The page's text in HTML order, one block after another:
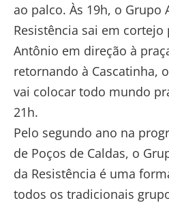
ao palco. Às 19h, o Grupo
Resistência sai em cortejo
Antônio em direção à
retornando à Cascatinha,
vai colocar todo mundo
21h.
Pelo segundo ano na
de Poços de Caldas, o
da Resistência é uma
todos os tradicionais